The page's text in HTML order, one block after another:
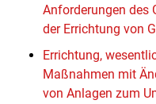
Anforderungen des
der Errichtung von
Errichtung,
Maßnahmen mit
von Anlagen zum